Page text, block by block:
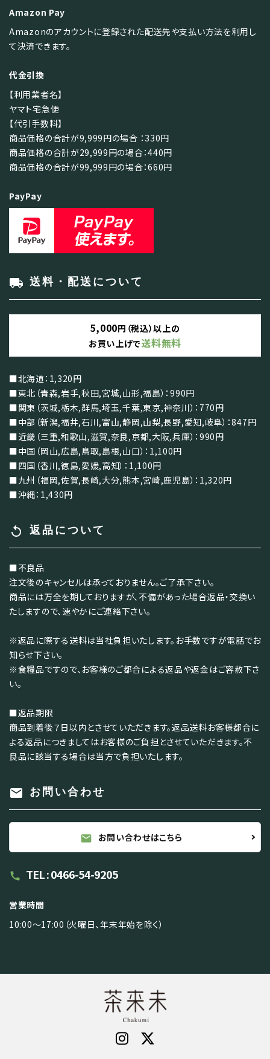
Amazon Pay
Amazonのアカウントに登録された配送先や支払い方法を利用し
て決済できます。
代金引換
【利用業者名】
ヤマト宅急便
【代引手数料】
商品価格の合計が9,999円の場合 ：330円
商品価格の合計が29,999円の場合：440円
商品価格の合計が99,999円の場合：660円
PayPay
local_shipping 送料・配送について
5,000円（税込）以上の
お買い上げで送料無料
■北海道：1,320円
■東北（青森,岩手,秋田,宮城,山形,福島）：990円
■関東（茨城,栃木,群馬,埼玉,千葉,東京,神奈川）：770円
■中部（新潟,福井,石川,富山,静岡,山梨,長野,愛知,岐阜）：847円
■近畿（三重,和歌山,滋賀,奈良,京都,大阪,兵庫）：990円
■中国（岡山,広島,鳥取,島根,山口）：1,100円
■四国（香川,徳島,愛媛,高知）：1,100円
■九州（福岡,佐賀,長崎,大分,熊本,宮崎,鹿児島）：1,320円
■沖縄：1,430円
replay 返品について
■不良品
注文後のキャンセルは承っておりません。ご了承下さい。
商品には万全を期しておりますが、不備があった場合返品・交換い
たしますので、速やかにご連絡下さい。
※返品に際する送料は当社負担いたします。お手数ですが電話でお
知らせ下さい。
※食糧品ですので、お客様のご都合による返品や返金はご容赦下さ
い。
■返品期限
商品到着後７日以内とさせていただきます。返品送料お客様都合に
よる返品につきましてはお客様のご負担とさせていただきます。不
良品に該当する場合は当方で負担いたします。
mail お問い合わせ
mail お問い合わせはこちら
call TEL : 0466-54-9205
営業時間
10:00～17:00（火曜日、年末年始を除く）